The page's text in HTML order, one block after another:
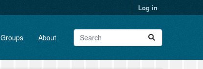
Log in
Groups About